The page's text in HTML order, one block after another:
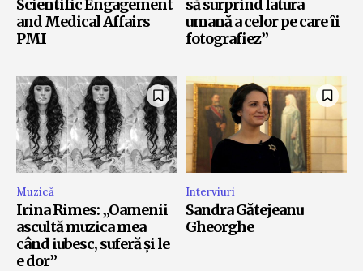
Scientific Engagement
and Medical Affairs
PMI
să surprind latura
umană a celor pe care îi
fotografiez”
Muzică
Irina Rimes: „Oamenii
ascultă muzica mea
când iubesc, suferă și le
e dor”
Interviuri
Sandra Gătejeanu
Gheorghe